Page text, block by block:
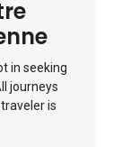
in seeking
journeys
is